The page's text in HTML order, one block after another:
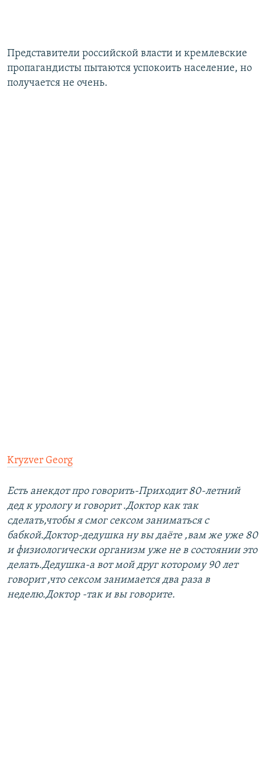
Представители российской власти и кремлевские
пропагандисты пытаются успокоить население, но
получается не очень.
Kryzver Georg
Есть анекдот про говорить-Приходит 80-летний
дед к урологу и говорит .Доктор как так
сделать,чтобы я смог сексом заниматься с
бабкой.Доктор-дедушка ну вы даёте ,вам же уже 80
и физиологически организм уже не в состоянии это
делать.Дедушка-а вот мой друг которому 90 лет
говорит ,что сексом занимается два раза в
неделю.Доктор -так и вы говорите.